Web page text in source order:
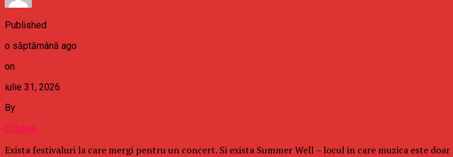
Published
o săptămână ago
on
iulie 31, 2026
By
b2bseo
Exista festivaluri la care mergi pentru un concert. Si exista Summer Well – locul in care muzica este